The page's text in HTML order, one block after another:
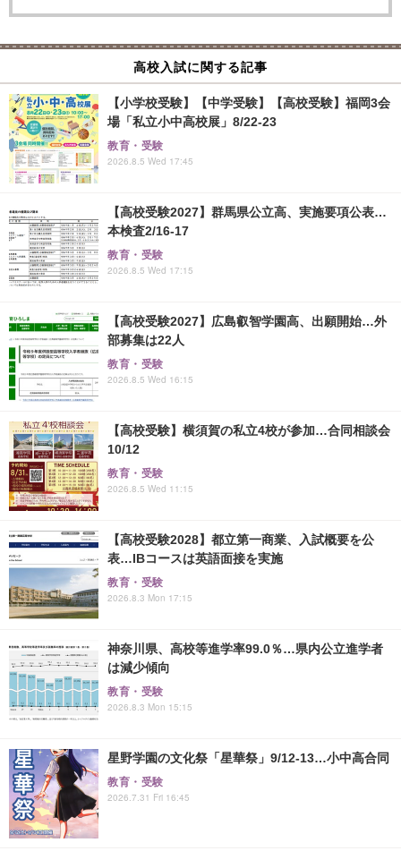
高校入試に関する記事
【小学校受験】【中学受験】【高校受験】福岡3会
場「私立小中高校展」8/22-23
教育・受験
2026.8.5 Wed 17:45
【高校受験2027】群馬県公立高、実施要項公表…
本検査2/16-17
教育・受験
2026.8.5 Wed 17:15
【高校受験2027】広島叡智学園高、出願開始…外
部募集は22人
教育・受験
2026.8.5 Wed 16:15
【高校受験】横須賀の私立4校が参加…合同相談会
10/12
教育・受験
2026.8.5 Wed 11:15
【高校受験2028】都立第一商業、入試概要を公
表…IBコースは英語面接を実施
教育・受験
2026.8.3 Mon 17:15
神奈川県、高校等進学率99.0％…県内公立進学者
は減少傾向
教育・受験
2026.8.3 Mon 15:15
星野学園の文化祭「星華祭」9/12-13…小中高合同
教育・受験
2026.7.31 Fri 16:45